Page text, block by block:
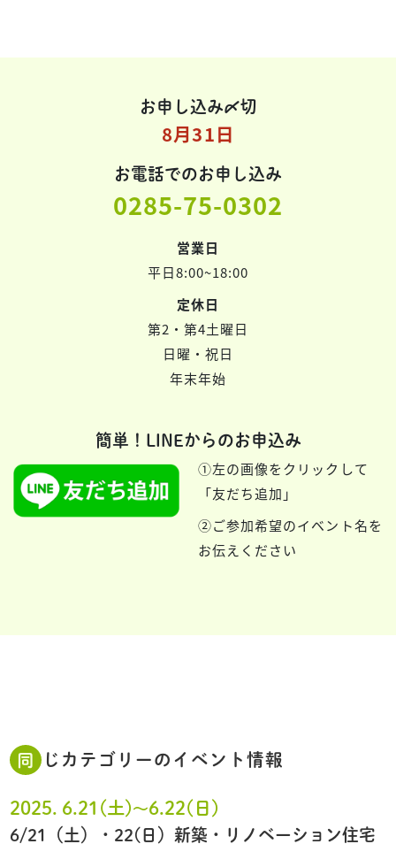
お申し込み〆切
8月31日
お電話でのお申し込み
0285-75-0302
営業日
平日8:00~18:00
定休日
第2・第4土曜日
日曜・祝日
年末年始
簡単！LINEからのお申込み
①左の画像をクリックして
「友だち追加」
②ご参加希望のイベント名を
お伝えください
同じカテゴリーのイベント情報
2025. 6.21(土)〜6.22(日)
6/21（土）・22(日）新築・リノベーション住宅